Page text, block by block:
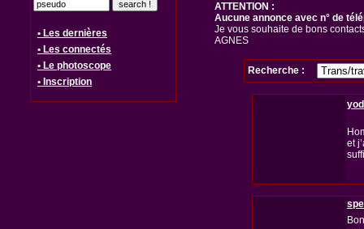
• Les dernières
• Les connectés
• Le photoscope
• Inscription
ATTENTION :
Aucune annonce avec n° de
Je vous souhaite de bons
AGNES
Recherche :
et